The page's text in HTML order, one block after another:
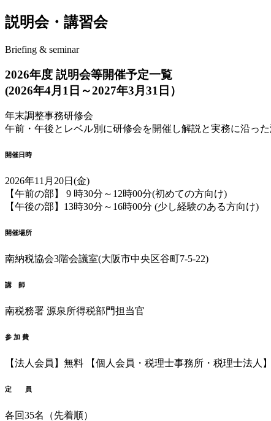
説明会・講習会
Briefing & seminar
2026年度 説明会等開催予定一覧
(2026年4月1日～2027年3月31日）
年末調整事務研修会
午前・午後とレベル別に研修会を開催し解説と実務に沿っ
開催日時
2026年11月20日(金)
【午前の部】 9 時30分～12時00分(初めての方向け)
【午後の部】13時30分～16時00分 (少し経験のある方向け)
開催場所
南納税協会3階会議室(大阪市中央区谷町7-5-22)
講 師
南税務署 源泉所得税部門担当官
参 加 費
【法人会員】無料 【個人会員・税理士事務所・税理士法人
定 員
各回35名（先着順）